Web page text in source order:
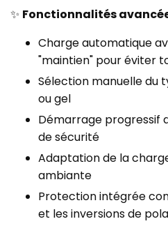
✨ Fonctionnalités
Charge automatique
"maintien" pour éviter
Sélection manuelle du
ou gel
Démarrage progressif
de sécurité
Adaptation de la
ambiante
Protection intégrée
et les inversions de